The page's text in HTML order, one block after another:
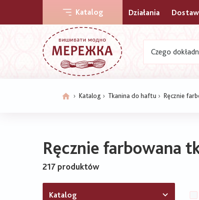
Katalog
Основна
навіґація
Działania
Ścieżka Katalog Tkanina do haftu Ręcznie
Ręcznie farbowana
217 produktów
Katalog